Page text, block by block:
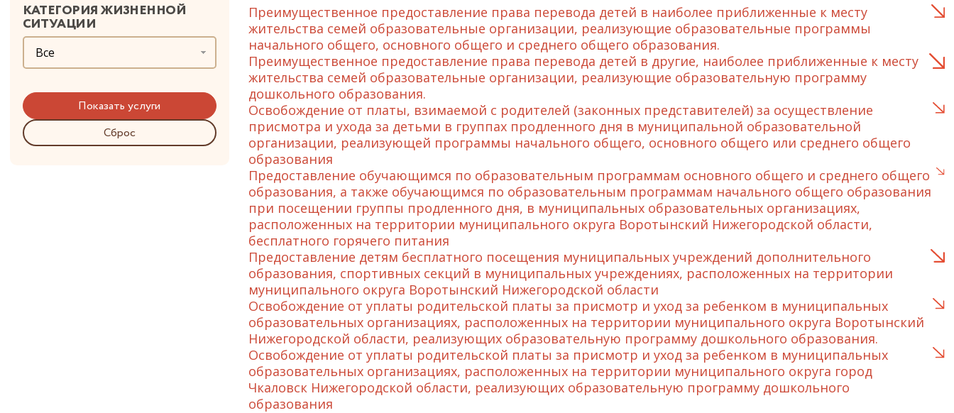
КАТЕГОРИЯ ЖИЗНЕННОЙ
СИТУАЦИИ
Все
Сброс
Преимущественное предоставление права перевода детей в наиболее приближенные к месту
жительства семей образовательные организации, реализующие образовательные программы
начального общего, основного общего и среднего общего образования.
Преимущественное предоставление права перевода детей в другие, наиболее приближенные к месту
жительства семей образовательные организации, реализующие образовательную программу
дошкольного образования.
Освобождение от платы, взимаемой с родителей (законных представителей) за осуществление
присмотра и ухода за детьми в группах продленного дня в муниципальной образовательной
организации, реализующей программы начального общего, основного общего или среднего общего
образования
Предоставление обучающимся по образовательным программам основного общего и среднего общего
образования, а также обучающимся по образовательным программам начального общего образования
при посещении группы продленного дня, в муниципальных образовательных организациях,
расположенных на территории муниципального округа Воротынский Нижегородской области,
бесплатного горячего питания
Предоставление детям бесплатного посещения муниципальных учреждений дополнительного
образования, спортивных секций в муниципальных учреждениях, расположенных на территории
муниципального округа Воротынский Нижегородской области
Освобождение от уплаты родительской платы за присмотр и уход за ребенком в муниципальных
образовательных организациях, расположенных на территории муниципального округа Воротынский
Нижегородской области, реализующих образовательную программу дошкольного образования.
Освобождение от уплаты родительской платы за присмотр и уход за ребенком в муниципальных
образовательных организациях, расположенных на территории муниципального округа город
Чкаловск Нижегородской области, реализующих образовательную программу дошкольного
образования